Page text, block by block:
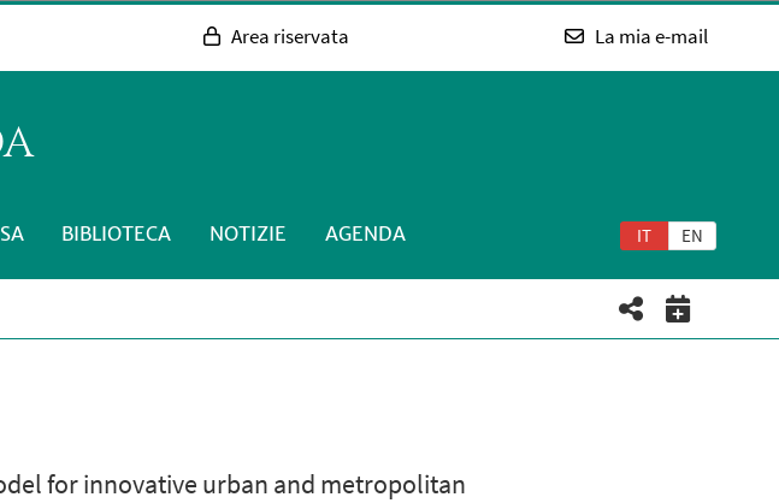
Area riservata La mia e-mail
IT EN
BIBLIOTECA NOTIZIE AGENDA
for innovative urban and metropolitan